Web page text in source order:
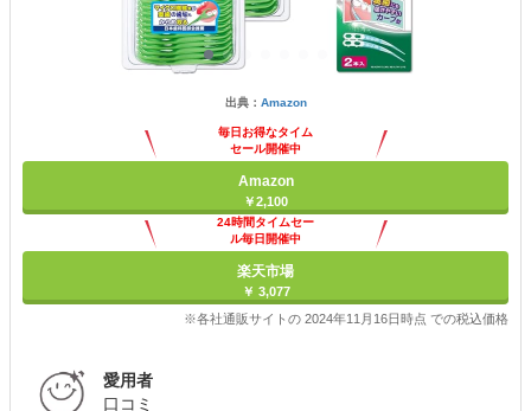
出典： Amazon
毎日お得なタイム
セール開催中
Amazon
￥2,100
24時間タイムセー
ル毎日開催中
楽天市場
￥ 3,077
※各社通販サイトの 2024年11月16日時点 での税込価格
愛用者
口コミ